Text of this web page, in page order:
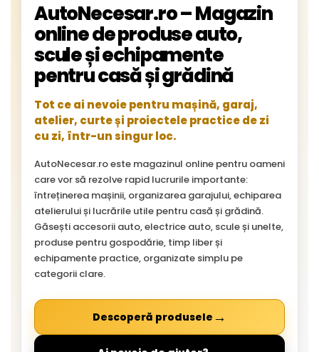
AutoNecesar.ro – Magazin
online de produse auto,
scule și echipamente
pentru casă și grădină
Tot ce ai nevoie pentru mașină, garaj,
atelier, curte și proiectele practice de zi
cu zi, într-un singur loc.
AutoNecesar.ro este magazinul online pentru oameni
care vor să rezolve rapid lucrurile importante:
întreținerea mașinii, organizarea garajului, echiparea
atelierului și lucrările utile pentru casă și grădină.
Găsești accesorii auto, electrice auto, scule și unelte,
produse pentru gospodărie, timp liber și
echipamente practice, organizate simplu pe
categorii clare.
Descoperă produsele →